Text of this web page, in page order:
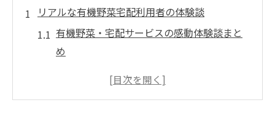
リアルな有機野菜宅配利用者の体験談
有機野菜・宅配サービスの感動体験談まと
め
大阪府利用者が語る宅配の満足ポイント